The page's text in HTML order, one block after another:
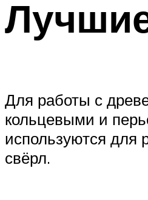
Для работы с
кольцевыми и
используются для
свёрл.